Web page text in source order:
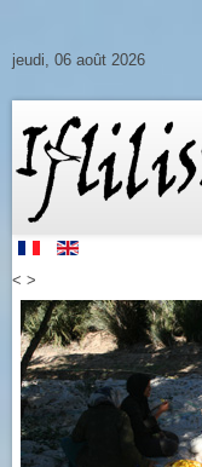
jeudi, 06 août 2026
< >